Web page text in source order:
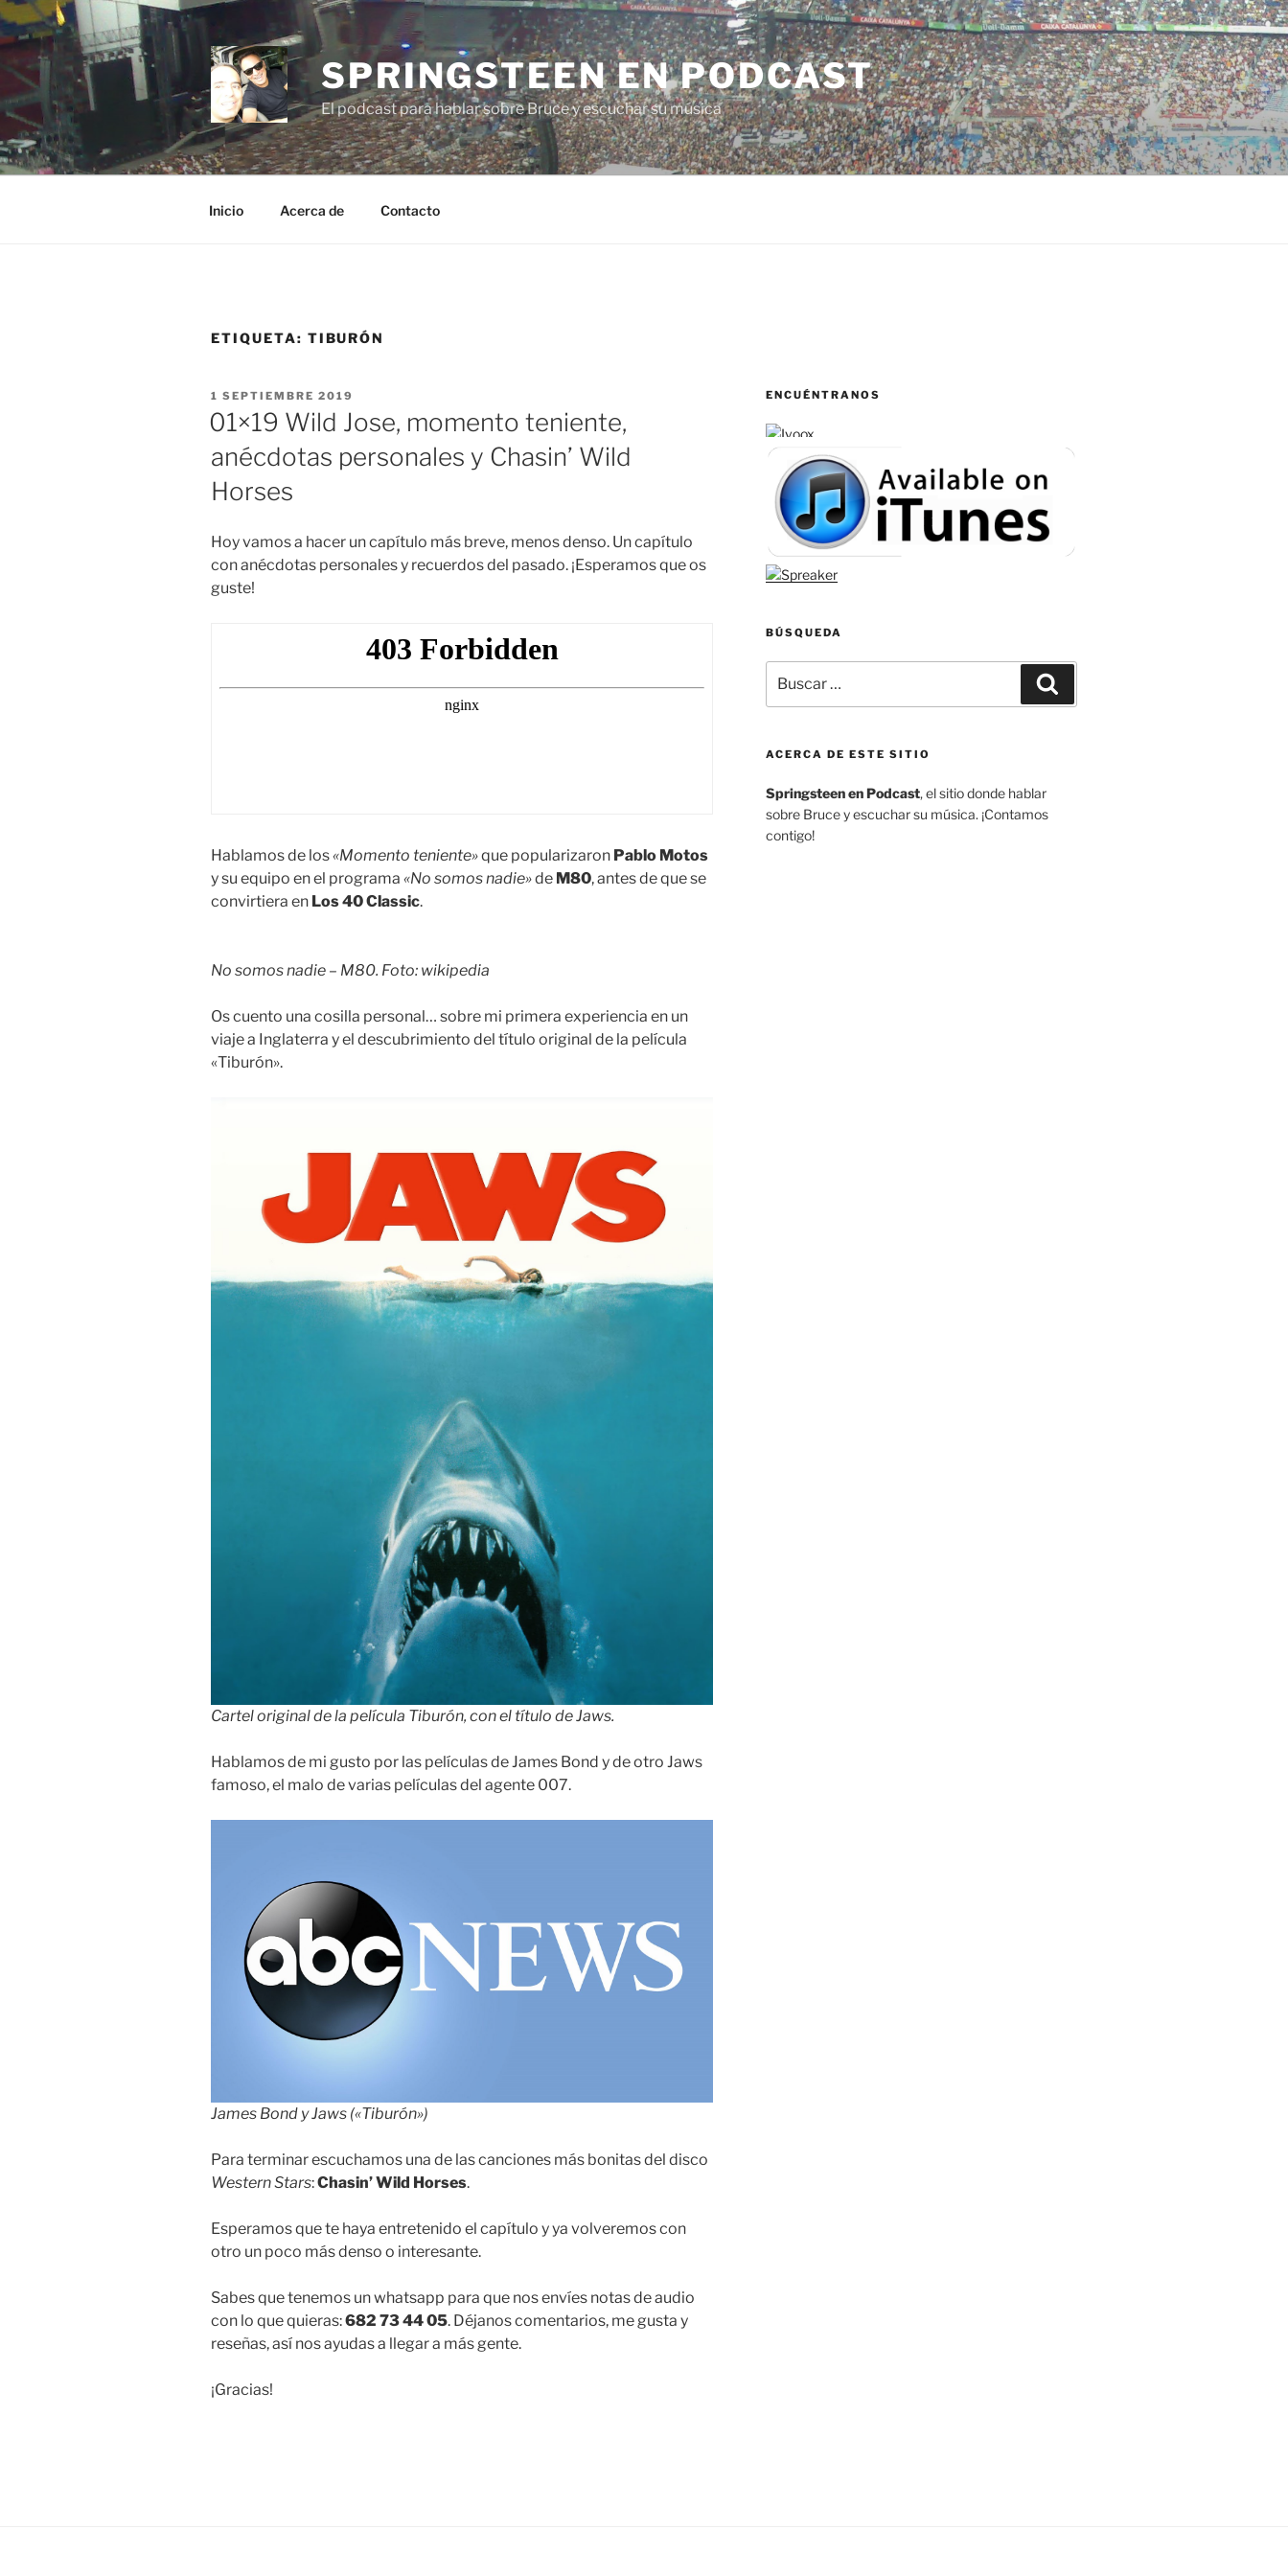
Saltar
al
contenido
SPRINGSTEEN EN PODCAST
El podcast para hablar sobre Bruce y escuchar su música
Inicio Acerca de Contacto
ETIQUETA: TIBURÓN
PUBLICADO
EL
1 SEPTIEMBRE 2019
01×19 Wild Jose, momento teniente,
anécdotas personales y Chasin’ Wild
Horses
Hoy vamos a hacer un capítulo más breve, menos denso. Un capítulo
con anécdotas personales y recuerdos del pasado. ¡Esperamos que os
guste!
Hablamos de los«Momento teniente»que popularizaron Pablo Motos
y su equipo en el programa «No somos nadie»de M80, antes de que se
convirtiera en Los 40 Classic.
No somos nadie – M80. Foto: wikipedia
Os cuento una cosilla personal… sobre mi primera experiencia en un
viaje a Inglaterra y el descubrimiento del título original de la película
«Tiburón».
Cartel original de la película Tiburón, con el título de Jaws.
Hablamos de mi gusto por las películas de James Bond y de otro Jaws
famoso, el malo de varias películas del agente 007.
James Bond y Jaws («Tiburón»)
Para terminar escuchamos una de las canciones más bonitas del disco
Western Stars:Chasin’ Wild Horses.
Esperamos que te haya entretenido el capítulo y ya volveremos con
otro un poco más denso o interesante.
Sabes que tenemos un whatsapp para que nos envíes notas de audio
con lo que quieras:682 73 44 05. Déjanos comentarios, me gusta y
reseñas, así nos ayudas a llegar a más gente.
¡Gracias!
ENCUÉNTRANOS
BÚSQUEDA
por:
ACERCA DE ESTE SITIO
Springsteen en Podcast, el sitio donde hablar
sobre Bruce y escuchar su música. ¡Contamos
contigo!